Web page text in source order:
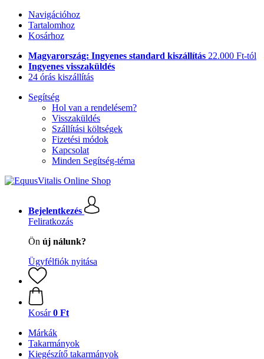
Navigációhoz
Tartalomhoz
Kosárhoz
Magyarország: Ingyenes standard kiszállítás 22.000 Ft-tól
Ingyenes visszaküldés
24 órás kiszállítás
Segítség
Hol van a rendelésem?
Visszaküldés
Szállítási költségek
Fizetési módok
Kapcsolat
Minden Segítség-téma
Bejelentkezés
Feliratkozás
Ön új nálunk?
Ügyfélfiók nyitása
Kosár 0 Ft
Márkák
Takarmányok
Kiegészítő takarmányok